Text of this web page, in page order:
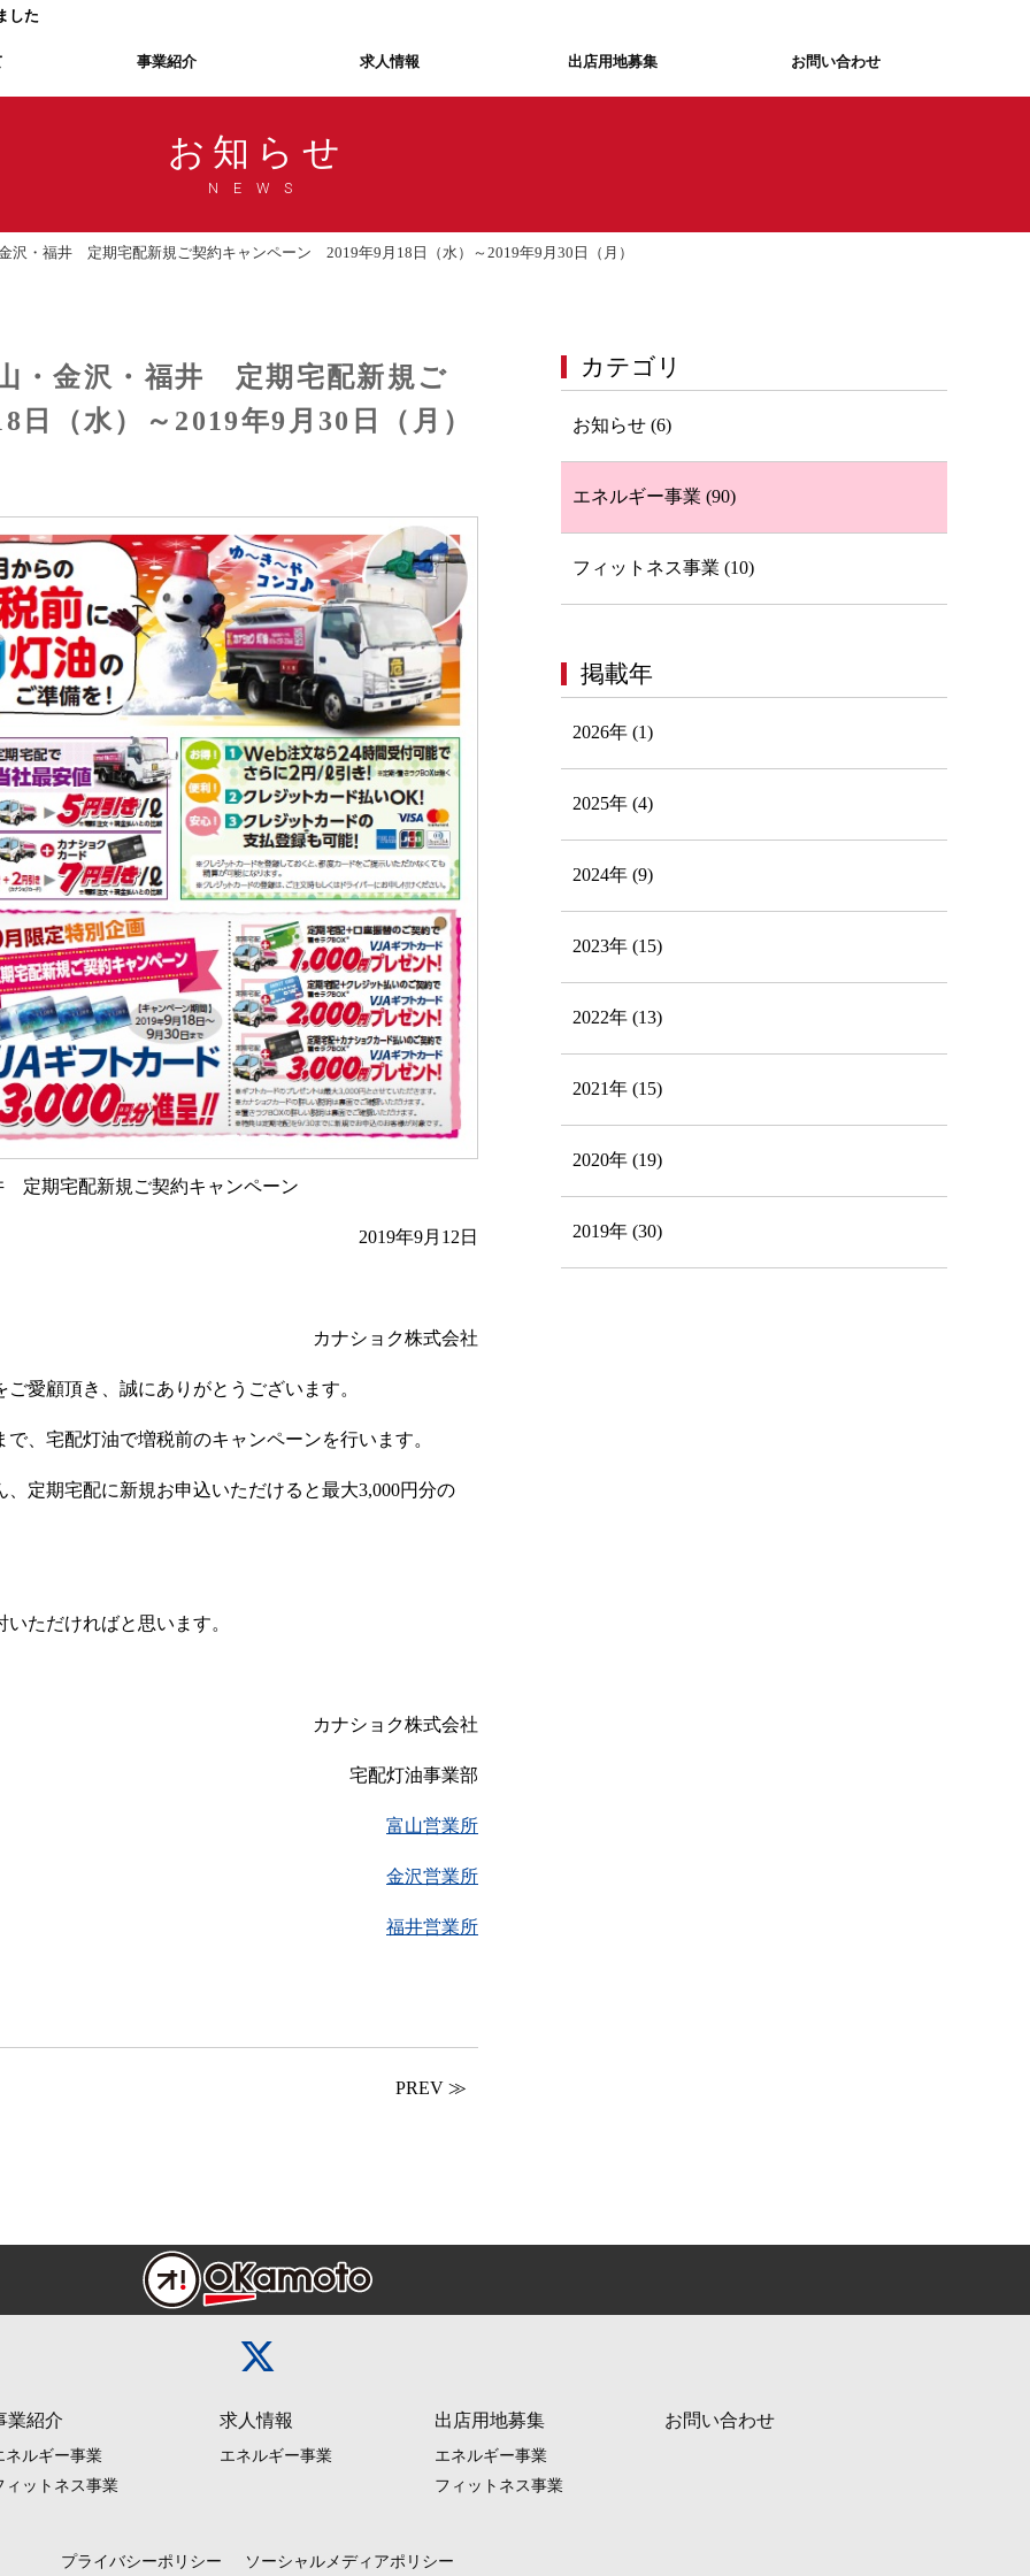
した
事業紹介 求人情報 出店用地募集 お問い合わせ
お知らせ
NEWS
沢・福井 定期宅配新規ご契約キャンペーン 2019年9月18日（水）～2019年9月30日（月）
・金沢・福井 定期宅配新規ご
（水）～2019年9月30日（月）
定期宅配新規ご契約キャンペーン
2019年9月12日
カナショク株式会社
愛顧頂き、誠にありがとうございます。
、宅配灯油で増税前のキャンペーンを行います。
定期宅配に新規お申込いただけると最大3,000円分の
いただければと思います。
カナショク株式会社
宅配灯油事業部
富山営業所
金沢営業所
福井営業所
PREV ≫
カテゴリ
お知らせ (6)
エネルギー事業 (90)
フィットネス事業 (10)
掲載年
2026年 (1)
2025年 (4)
2024年 (9)
2023年 (15)
2022年 (13)
2021年 (15)
2020年 (19)
2019年 (30)
業紹介
ネルギー事業
ィットネス事業
求人情報
エネルギー事業
出店用地募集
エネルギー事業
フィットネス事業
お問い合わせ
プライバシーポリシー ソーシャルメディアポリシー